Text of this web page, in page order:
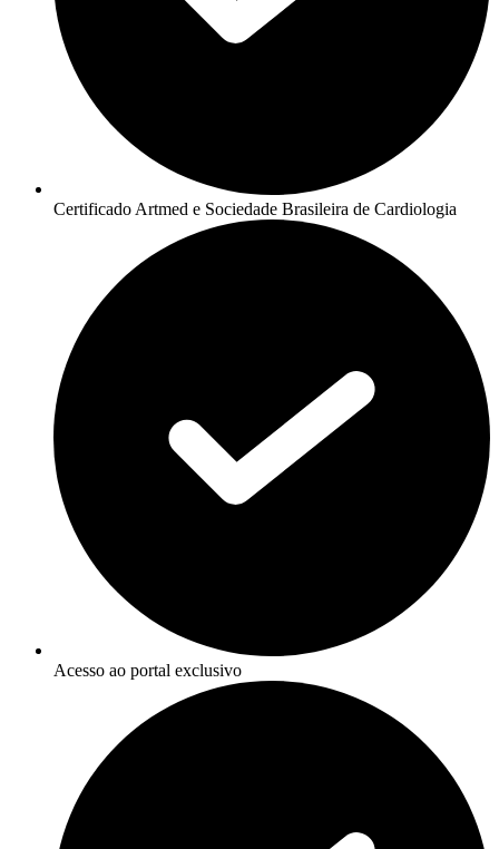
Certificado Artmed e Sociedade Brasileira de Cardiologia
Acesso ao portal exclusivo